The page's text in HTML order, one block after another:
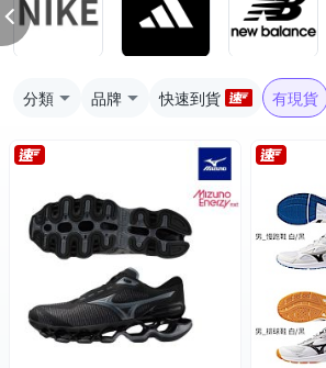
分類 品牌 快速到貨 有現貨